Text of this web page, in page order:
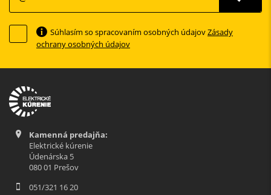
Súhlasím so spracovaním osobných údajovZásady
ochrany osobných údajov
Kamenná predajňa:
Elektrické kúrenie
Údenárska 5
080 01 Prešov
051/321 16 20